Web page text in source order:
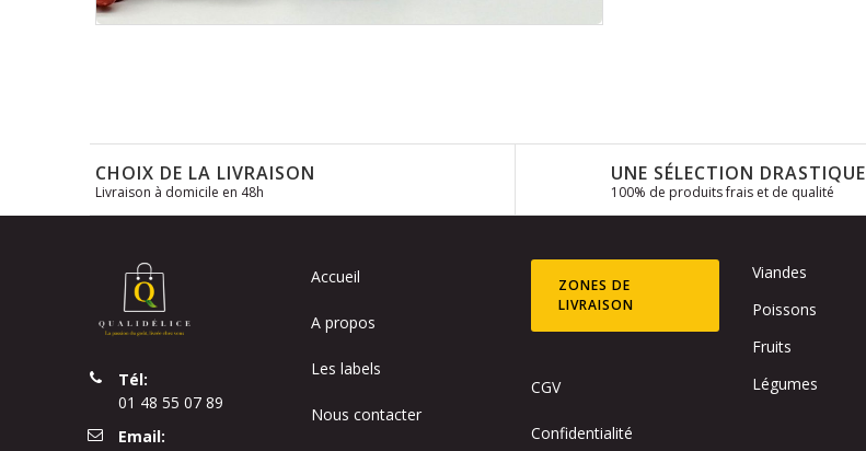
images
CHOIX DE LA LIVRAISON
Livraison à domicile en 48h
UNE SÉLECTION DRASTIQUE
100% de produits frais et de qualité
Tél:
01 48 55 07 89
Email:
Accueil
A propos
Les labels
Nous contacter
ZONES DE
LIVRAISON
CGV
Confidentialité
Viandes
Poissons
Fruits
Légumes